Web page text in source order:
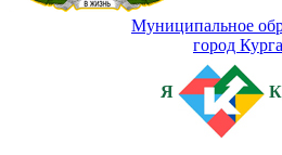
Муниципальное
город
Я